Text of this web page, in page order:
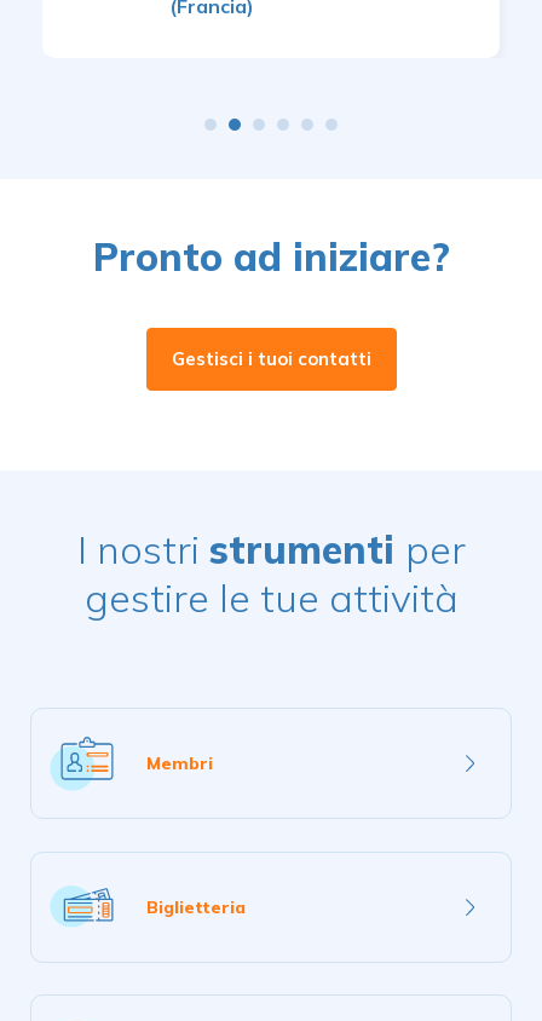
(Francia)
Pronto ad iniziare?
Gestisci i tuoi contatti
I nostri strumenti per
gestire le tue attività
Membri
di
Biglietteria
di